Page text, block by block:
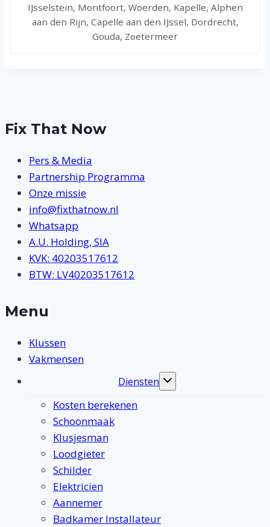
IJsselstein, Montfoort, Woerden, Kapelle, Alphen
aan den Rijn, Capelle aan den IJssel, Dordrecht,
Gouda, Zoetermeer
Fix That Now
Pers & Media
Partnership Programma
Onze missie
info@fixthatnow.nl
Whatsapp
A.U. Holding, SIA
KVK: 40203517612
BTW: LV40203517612
Menu
Klussen
Vakmensen
Diensten
Toggle
Kosten berekenen
Schoonmaak
Klusjesman
Loodgieter
Schilder
Elektricien
Aannemer
Badkamer Installateur